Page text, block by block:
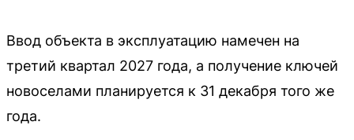
Ввод объекта в эксплуатацию намечен на
третий квартал 2027 года, а получение ключей
новоселами планируется к 31 декабря того же
года.